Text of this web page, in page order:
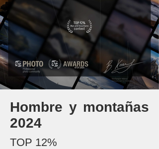
Hombre y montañas
2024
TOP 12%